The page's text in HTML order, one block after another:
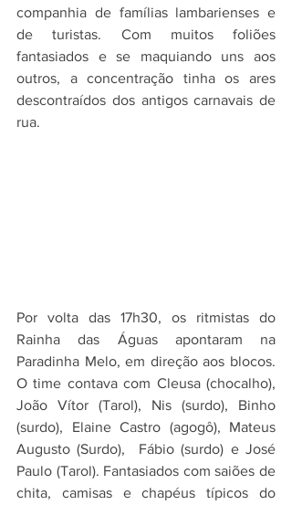
companhia de famílias lambarienses e
de turistas. Com muitos foliões
fantasiados e se maquiando uns aos
outros, a concentração tinha os ares
descontraídos dos antigos carnavais de
rua.
Por volta das 17h30, os ritmistas do
Rainha das Águas apontaram na
Paradinha Melo, em direção aos blocos.
O time contava com Cleusa (chocalho),
João Vítor (Tarol), Nis (surdo), Binho
(surdo), Elaine Castro (agogô), Mateus
Augusto (Surdo),  Fábio (surdo) e José
Paulo (Tarol). Fantasiados com saiões de
chita, camisas e chapéus típicos do